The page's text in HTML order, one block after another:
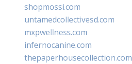
shopmossi.com
untamedcollectivesd.com
mxpwellness.com
infernocanine.com
thepaperhousecollection.com